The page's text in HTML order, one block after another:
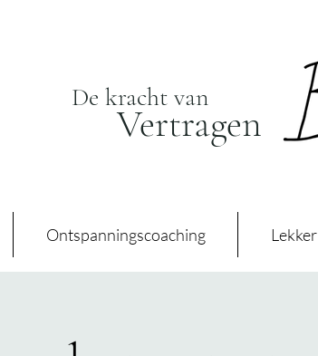
De kracht van
Vertragen
Ontspanningscoaching